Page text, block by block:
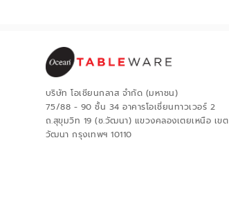
บริษัท โอเชียนกลาส จำกัด (มหาชน)
75/88 - 90 ชั้น 34 อาคารโอเชี่ยนทาวเวอร์ 2
ถ.สุขุมวิท 19 (ซ.วัฒนา) แขวงคลองเตยเหนือ เขต
วัฒนา กรุงเทพฯ 10110